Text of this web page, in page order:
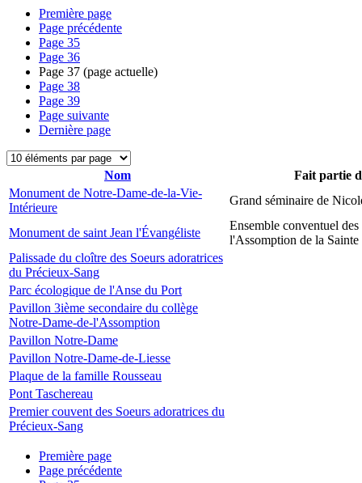
Première page
Page précédente
Page 35
Page 36
Page 37 (page actuelle)
Page 38
Page 39
Page suivante
Dernière page
Nom
Fait partie
Monument de Notre-Dame-de-la-Vie-
Intérieure
Grand séminaire de
Monument de saint Jean l'Évangéliste
Ensemble conventuel des
l'Assomption de la
Palissade du cloître des Soeurs adoratrices
du Précieux-Sang
Parc écologique de l'Anse du Port
Pavillon 3ième secondaire du collège
Notre-Dame-de-l'Assomption
Pavillon Notre-Dame
Pavillon Notre-Dame-de-Liesse
Plaque de la famille Rousseau
Pont Taschereau
Premier couvent des Soeurs adoratrices du
Précieux-Sang
Première page
Page précédente